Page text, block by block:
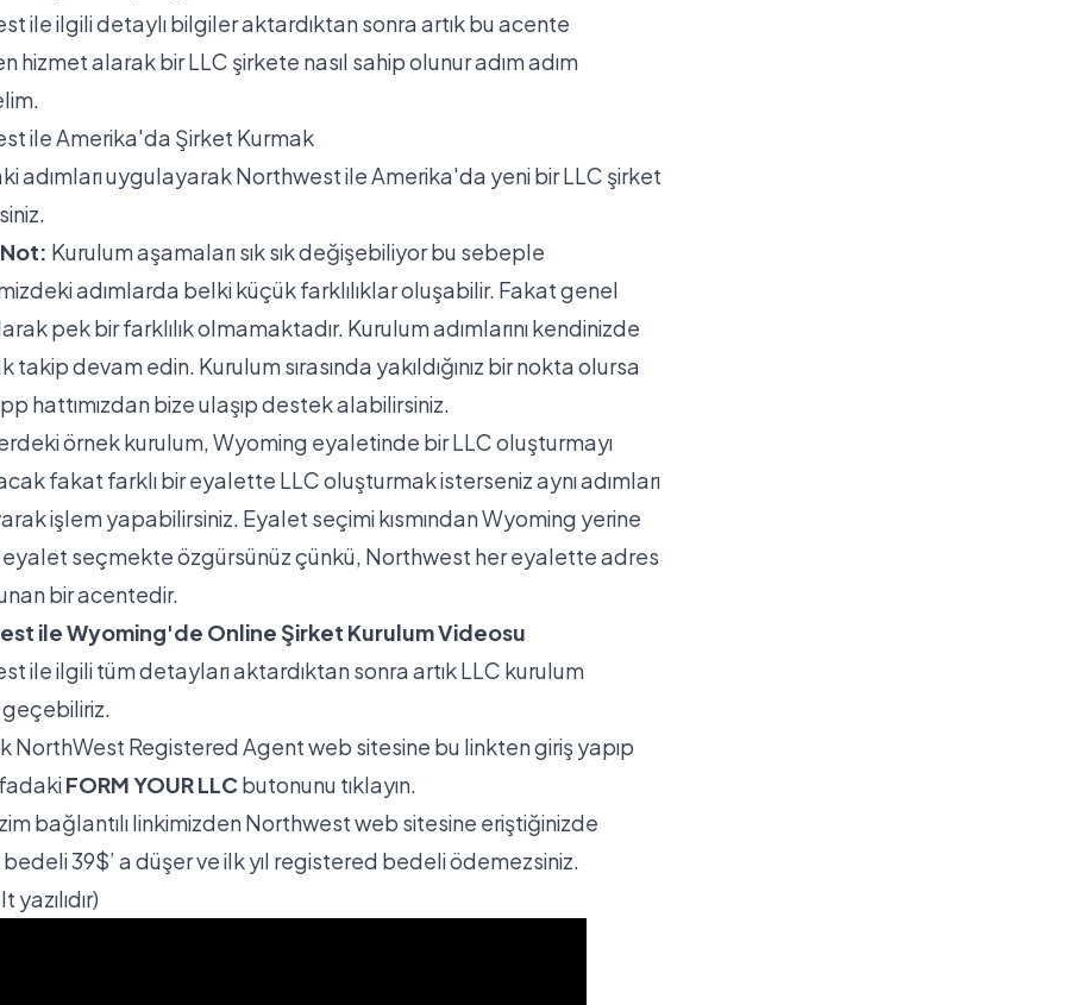
ile ilgili detaylı bilgiler aktardıktan sonra artık bu acente
hizmet alarak bir LLC şirkete nasıl sahip olunur adım adım
ile Amerika'da Şirket Kurmak
adımları uygulayarak Northwest ile Amerika'da yeni bir LLC şirket
Kurulum aşamaları sık sık değişebiliyor bu sebeple
adımlarda belki küçük farklılıklar oluşabilir. Fakat genel
pek bir farklılık olmamaktadır. Kurulum adımlarını kendinizde
takip devam edin. Kurulum sırasında yakıldığınız bir nokta olursa
hattımızdanbize ulaşıp destek alabilirsiniz.
örnek kurulum, Wyoming eyaletinde bir LLC oluşturmayı
fakat farklı bir eyalette LLC oluşturmak isterseniz aynı adımları
işlem yapabilirsiniz. Eyalet seçimi kısmından Wyoming yerine
eyalet seçmekte özgürsünüz çünkü, Northwest her eyalette adres
bir acentedir.
ile Wyoming'de Online Şirket Kurulum Videosu
ile ilgili tüm detayları aktardıktan sonra artık LLC kurulum
geçebiliriz.
NorthWest Registered Agent web sitesine bu linktengiriş yapıp
FORM YOUR LLCbutonunu tıklayın.
bağlantılı linkimizdenNorthwest web sitesine eriştiğinizde
39$’ a düşer ve ilk yıl registered bedeli ödemezsiniz.
yazılıdır)